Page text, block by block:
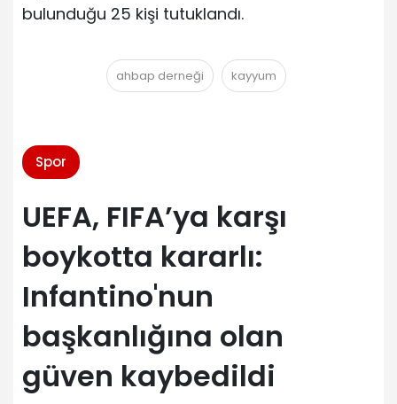
bulunduğu 25 kişi tutuklandı.
ahbap derneği kayyum
Spor
UEFA, FIFA’ya karşı
boykotta kararlı:
Infantino'nun
başkanlığına olan
güven kaybedildi